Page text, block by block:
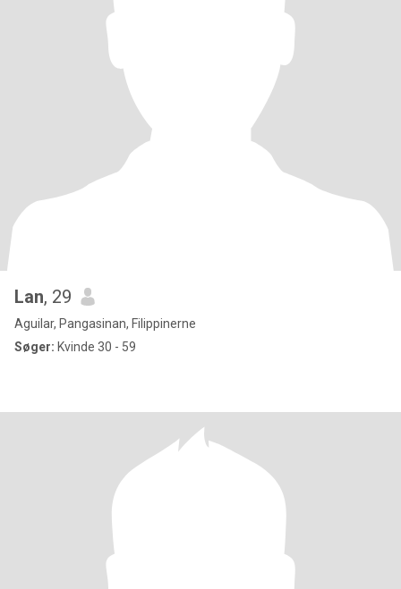
Lan, 29
Aguilar, Pangasinan, Filippinerne
Søger: Kvinde 30 - 59